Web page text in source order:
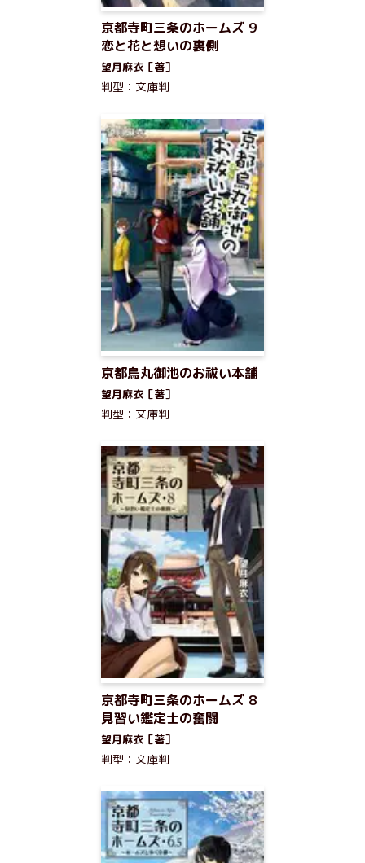
京都寺町三条のホームズ 9
恋と花と想いの裏側
望月麻衣［著］
判型：文庫判
京都烏丸御池のお祓い本舗
望月麻衣［著］
判型：文庫判
京都寺町三条のホームズ 8
見習い鑑定士の奮闘
望月麻衣［著］
判型：文庫判